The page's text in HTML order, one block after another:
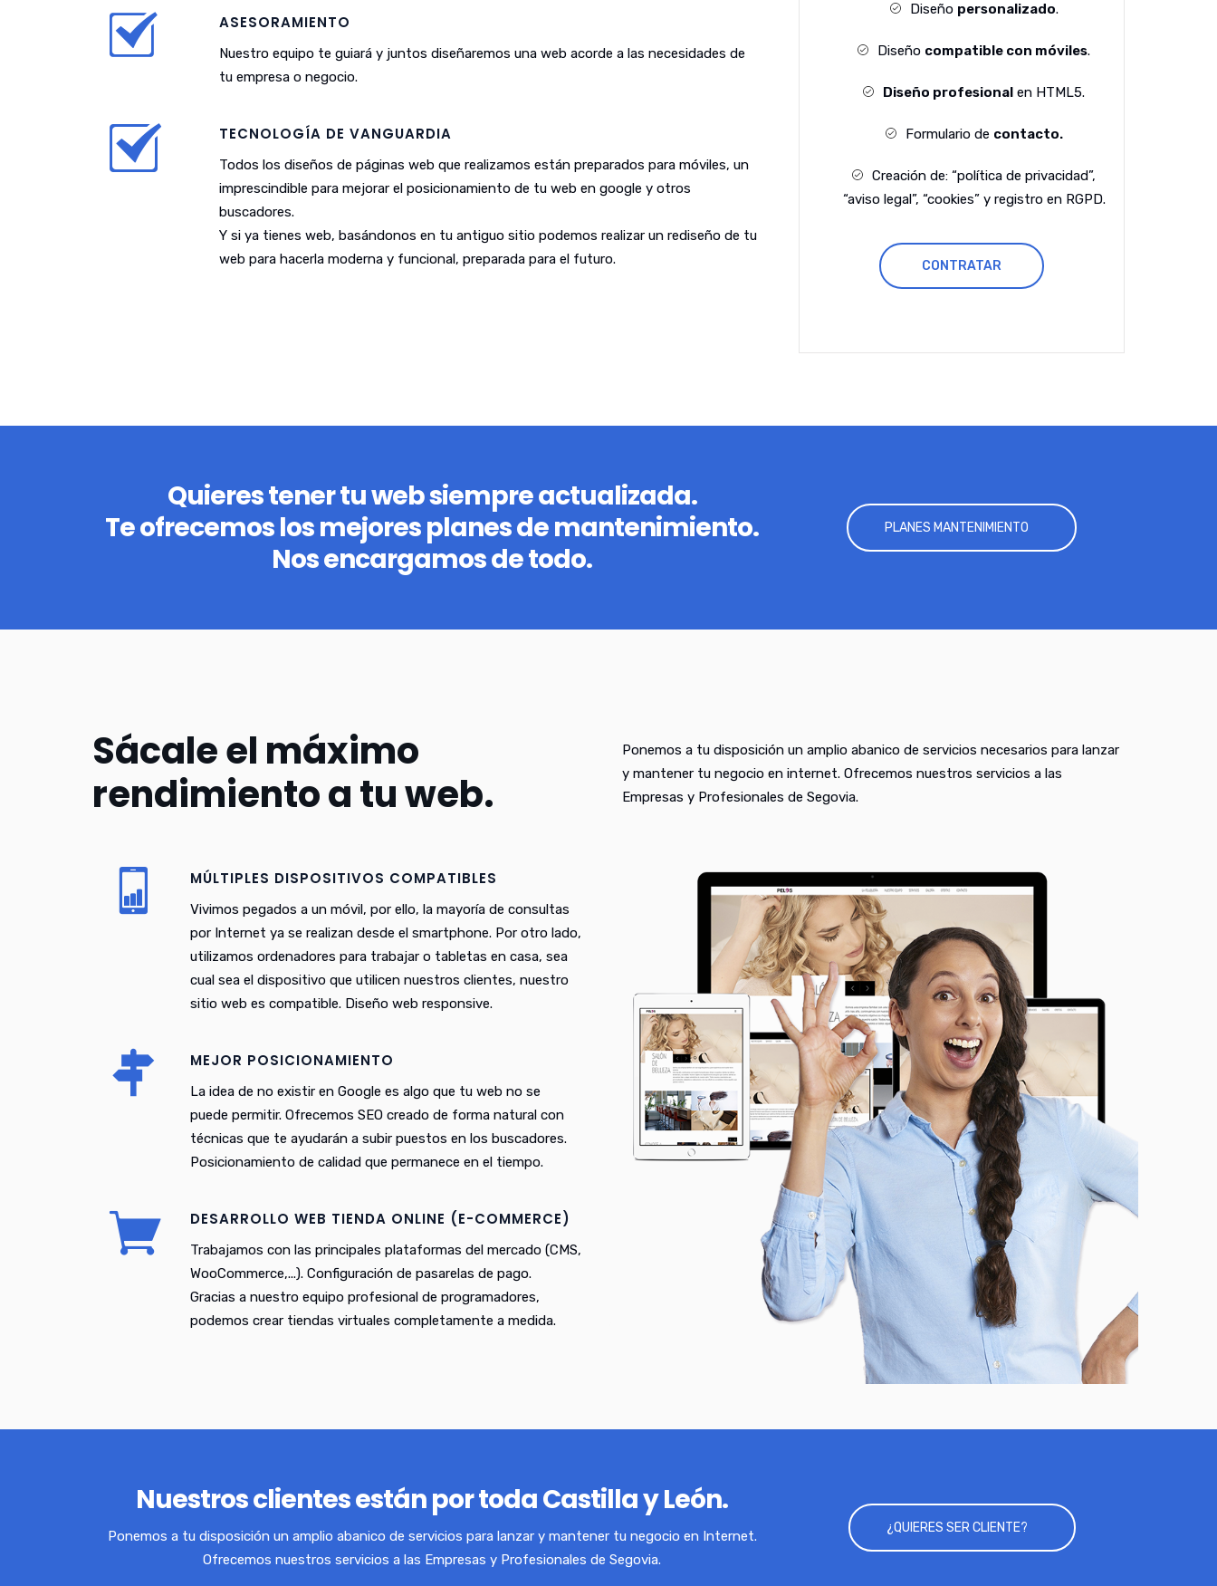
ASESORAMIENTO
Nuestro equipo te guiará y juntos diseñaremos una web acorde a las necesidades de
tu empresa o negocio.
TECNOLOGÍA DE VANGUARDIA
Todos los diseños de páginas web que realizamos están preparados para móviles, un
imprescindible para mejorar el posicionamiento de tu web en google y otros
buscadores.
Y si ya tienes web, basándonos en tu antiguo sitio podemos realizar un rediseño de tu
web para hacerla moderna y funcional, preparada para el futuro.
Diseño personalizado.
Diseño compatible con móviles.
Diseño profesional en HTML5.
Formulario de contacto.
Creación de: “política de privacidad”,
“aviso legal”, “cookies” y registro en RGPD.
CONTRATAR
Quieres tener tu web siempre actualizada.
Te ofrecemos los mejores planes de mantenimiento.
Nos encargamos de todo.
PLANES MANTENIMIENTO
Sácale el máximo
rendimiento a tu web.
Ponemos a tu disposición un amplio abanico de servicios necesarios para lanzar
y mantener tu negocio en internet. Ofrecemos nuestros servicios a las
Empresas y Profesionales de Segovia.
MÚLTIPLES DISPOSITIVOS COMPATIBLES
Vivimos pegados a un móvil, por ello, la mayoría de consultas
por Internet ya se realizan desde el smartphone. Por otro lado,
utilizamos ordenadores para trabajar o tabletas en casa, sea
cual sea el dispositivo que utilicen nuestros clientes, nuestro
sitio web es compatible. Diseño web responsive.
MEJOR POSICIONAMIENTO
La idea de no existir en Google es algo que tu web no se
puede permitir. Ofrecemos SEO creado de forma natural con
técnicas que te ayudarán a subir puestos en los buscadores.
Posicionamiento de calidad que permanece en el tiempo.
DESARROLLO WEB TIENDA ONLINE (E-COMMERCE)
Trabajamos con las principales plataformas del mercado (CMS,
WooCommerce,...). Configuración de pasarelas de pago.
Gracias a nuestro equipo profesional de programadores,
podemos crear tiendas virtuales completamente a medida.
Nuestros clientes están por toda Castilla y León.
Ponemos a tu disposición un amplio abanico de servicios para lanzar y mantener tu negocio en Internet.
Ofrecemos nuestros servicios a las Empresas y Profesionales de Segovia.
¿QUIERES SER CLIENTE?